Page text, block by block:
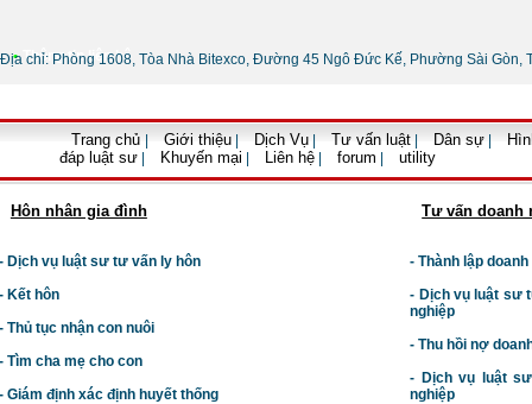
• Thông tin liên hệ
Địa chỉ: Phòng 1608, Tòa Nhà Bitexco, Đường 45 Ngô Đức Kế, Phường Sài Gòn,
Trang chủ Giới thiệu Dịch Vụ Tư vấn luật Dân sự
đáp luật sư
Khuyến mại Liên hệ forum utility
Hôn nhân gia đình
Dịch vụ luật sư tư vấn ly hôn
Kết hôn
Thủ tục nhận con nuôi
Tìm cha mẹ cho con
Giám định xác định huyết thống
Tư vấn doanh
- Thành lập
- Dịch vụ luật sư t
nghiệp
- Thu hồi nợ
- Dịch vụ luật
nghiệp